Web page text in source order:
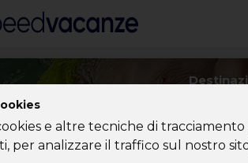
e altre tecniche di
per analizzare il traffico sul nostro